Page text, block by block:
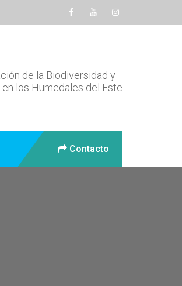
de la Biodiversidad y
los Humedales del Este
Contacto